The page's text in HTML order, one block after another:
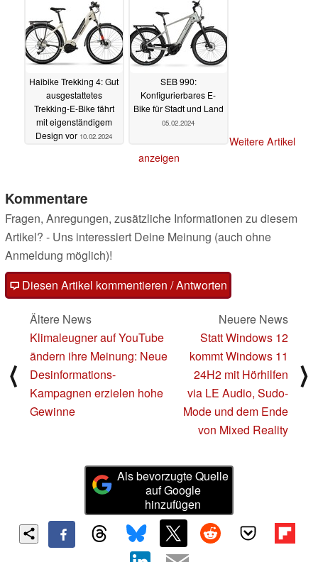
Haibike Trekking 4: Gut
ausgestattetes
Trekking-E-Bike fährt
mit eigenständigem
Design vor 10.02.2024
SEB 990:
Konfigurierbares E-
Bike für Stadt und Land
05.02.2024
Weitere Artikel
anzeigen
Kommentare
Fragen, Anregungen, zusätzliche Informationen zu diesem
Artikel? - Uns interessiert Deine Meinung (auch ohne
Anmeldung möglich)!
Diesen Artikel kommentieren / Antworten
⟨
Ältere News
Klimaleugner auf YouTube
ändern ihre Meinung: Neue
Desinformations-
Kampagnen erzielen hohe
Gewinne
Neuere News
Statt Windows 12
kommt Windows 11
24H2 mit Hörhilfen
via LE Audio, Sudo-
Mode und dem Ende
von Mixed Reality
⟩
Als bevorzugte Quelle
auf Google
hinzufügen